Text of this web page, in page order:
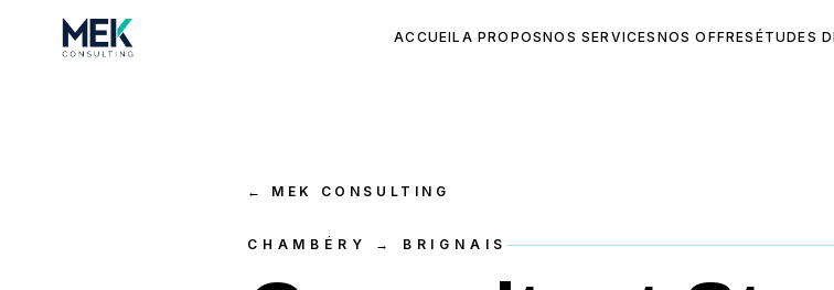
ACCUEIL A PROPOSNOS SERVICES NOS OFFRES ÉTUDES
← MEK CONSULTING
CHAMBÉRY → BRIGNAIS